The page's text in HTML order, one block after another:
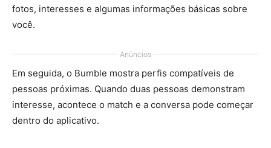
fotos, interesses e algumas informações básicas sobre
você.
Anúncios
Em seguida, o Bumble mostra perfis compatíveis de
pessoas próximas. Quando duas pessoas demonstram
interesse, acontece o match e a conversa pode começar
dentro do aplicativo.